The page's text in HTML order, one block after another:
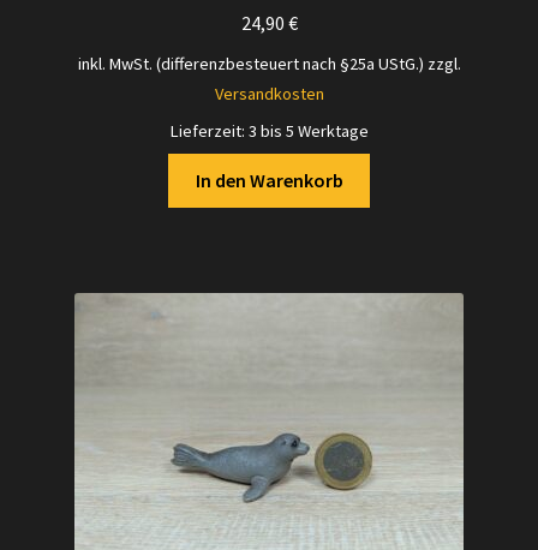
24,90 €
inkl. MwSt. (differenzbesteuert nach §25a UStG.) zzgl.
Versandkosten
Lieferzeit: 3 bis 5 Werktage
In den Warenkorb